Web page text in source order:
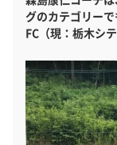
グのカテゴリー
FC（現：栃木シ